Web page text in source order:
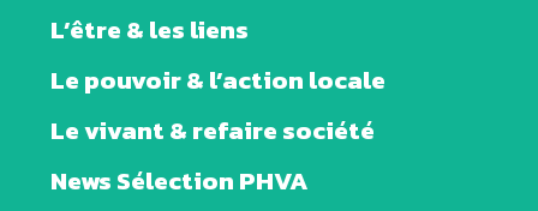
L’être & les liens
Le pouvoir & l’action locale
Le vivant & refaire société
News Sélection PHVA